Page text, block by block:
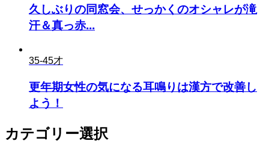
久しぶりの同窓会、せっかくのオシャレが滝
汗＆真っ赤...
35-45才
更年期女性の気になる耳鳴りは漢方で改善し
よう！
カテゴリー選択